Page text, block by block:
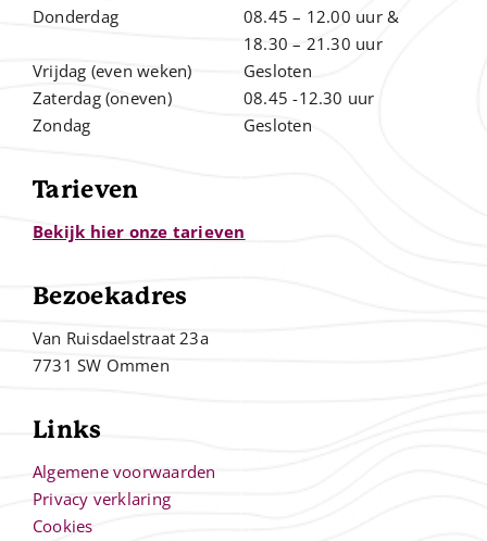
Donderdag
Vrijdag (even weken)
Zaterdag (oneven)
Zondag
08.45 – 12.00 uur &
18.30 – 21.30 uur
Gesloten
08.45 -12.30 uur
Gesloten
Tarieven
Bekijk hier onze tarieven
Bezoekadres
Van Ruisdaelstraat 23a
7731 SW Ommen
Links
Algemene voorwaarden
Privacy verklaring
Cookies